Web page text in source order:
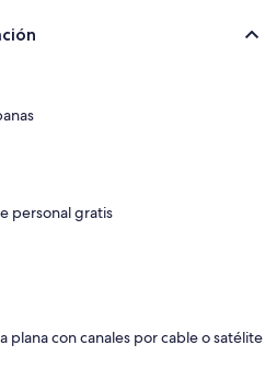
personal gratis
plana con canales por cable o satélite